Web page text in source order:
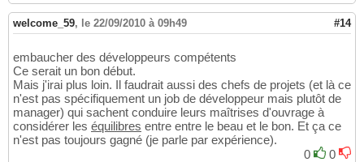
welcome_59, le 22/09/2010 à 09h49 #14
embaucher des développeurs compétents
Ce serait un bon début.
Mais j'irai plus loin. Il faudrait aussi des chefs de projets (et là ce
n'est pas spécifiquement un job de développeur mais plutôt de
manager) qui sachent conduire leurs maîtrises d'ouvrage à
considérer les équilibres entre entre le beau et le bon. Et ça ce
n'est pas toujours gagné (je parle par expérience).
0
0